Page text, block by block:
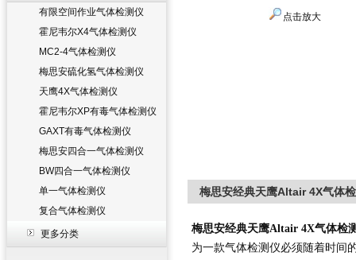
有限空间作业气体检测仪
霍尼韦尔X4气体检测仪
MC2-4气体检测仪
梅思安硫化氢气体检测仪
天鹰4X气体检测仪
霍尼韦尔XP有毒气体检测仪
GAXT有毒气体检测仪
梅思安四合一气体检测仪
BW四合一气体检测仪
单一气体检测仪
复合气体检测仪
更多分类
点击放大
梅思安经典天鹰Altair 4X气体
梅思安经典天鹰Altair 4X气体检
为一款气体检测仪必须随着时间